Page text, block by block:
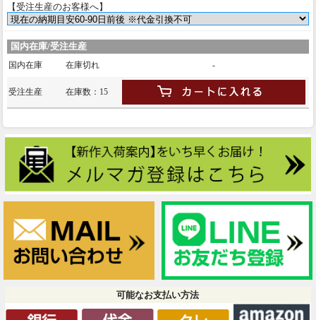
【受注生産のお客様へ】
国内在庫/受注生産
国内在庫 在庫切れ -
受注生産 在庫数：15
可能なお支払い方法